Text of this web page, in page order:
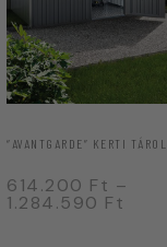
“AVANTGARDE” KERTI
614.200 Ft –
1.284.590 Ft